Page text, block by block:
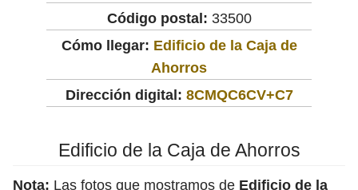
Código postal: 33500
Cómo llegar: Edificio de la Caja de
Ahorros
Dirección digital: 8CMQC6CV+C7
Edificio de la Caja de Ahorros
Nota: Las fotos que mostramos de Edificio de la